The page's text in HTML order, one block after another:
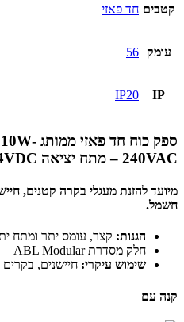
קטבים חד פאזי
עומק 56
IP
IP20
240VAC – מתח יציאה 24VDC – זרם יציאה 0.4A
מיועד להזנת מעגלי בקרה קטנים,
חשמל.
הגנות: קצר, עומס יתר ומתח
חלק מסדרת ABL Modular
שימוש עיקרי: חיישנים,
קנה עם